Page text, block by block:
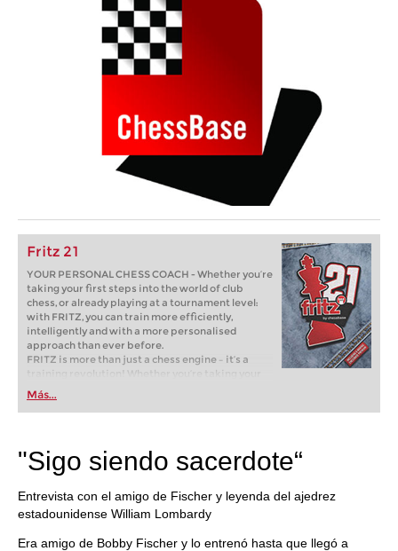
Fritz 21
YOUR PERSONAL CHESS COACH - Whether you’re
taking your first steps into the world of club
chess, or already playing at a tournament level:
with FRITZ, you can train more efficiently,
intelligently and with a more personalised
approach than ever before.
FRITZ is more than just a chess engine – it’s a
training revolution! Whether you’re taking your
first steps into the world of club chess, or already
playing at a tournament level: with FRITZ, you can
train more efficiently, intelligently and with a
Más...
"Sigo siendo sacerdote“
Entrevista con el amigo de Fischer y leyenda del ajedrez
estadounidense William Lombardy
Era amigo de Bobby Fischer y lo entrenó hasta que llegó a